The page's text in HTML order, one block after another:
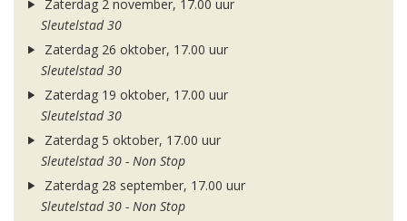
Zaterdag 2 november, 17.00 uur
Sleutelstad 30
Zaterdag 26 oktober, 17.00 uur
Sleutelstad 30
Zaterdag 19 oktober, 17.00 uur
Sleutelstad 30
Zaterdag 5 oktober, 17.00 uur
Sleutelstad 30 - Non Stop
Zaterdag 28 september, 17.00 uur
Sleutelstad 30 - Non Stop